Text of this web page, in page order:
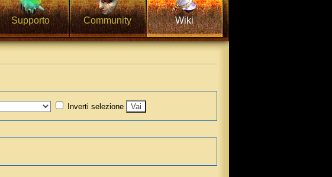
Supporto Community Wiki
Inverti selezione